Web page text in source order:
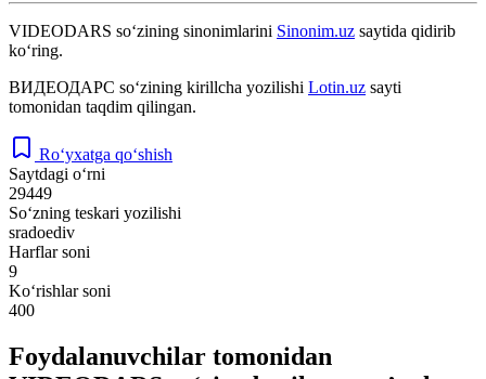
VIDEODARS so‘zining sinonimlarini Sinonim.uz saytida qidirib
ko‘ring.
ВИДЕОДАРС so‘zining kirillcha yozilishi Lotin.uz sayti
tomonidan taqdim qilingan.
Ro‘yxatga qo‘shish
Saytdagi o‘rni
29449
So‘zning teskari yozilishi
sradoediv
Harflar soni
9
Ko‘rishlar soni
400
Foydalanuvchilar tomonidan